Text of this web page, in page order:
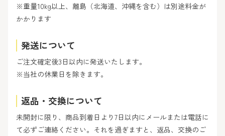
※重量10kg以上、離島（北海道、沖縄を含む）は別途料金が
かかります
発送について
ご注文確定後3日以内に発送いたします。
※当社の休業日を除きます。
返品・交換について
未開封に限り、商品到着日より7日以内にメールまたは電話に
て必ずご連絡ください。それを過ぎますと、返品、交換のご